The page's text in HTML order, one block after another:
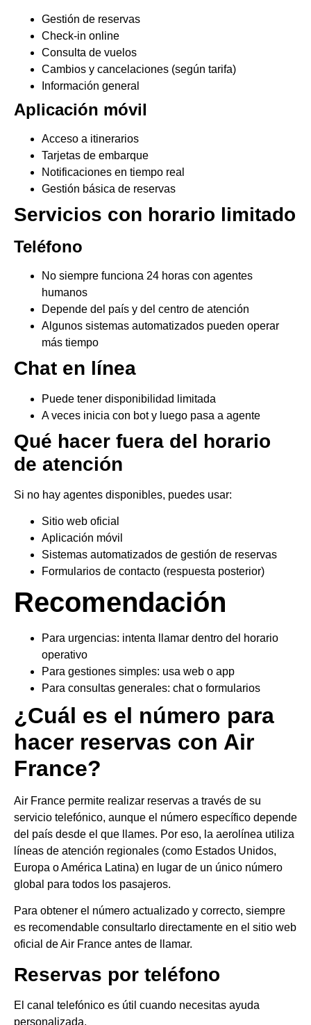
Gestión de reservas
Check-in online
Consulta de vuelos
Cambios y cancelaciones (según tarifa)
Información general
Aplicación móvil
Acceso a itinerarios
Tarjetas de embarque
Notificaciones en tiempo real
Gestión básica de reservas
Servicios con horario limitado
Teléfono
No siempre funciona 24 horas con agentes
humanos
Depende del país y del centro de atención
Algunos sistemas automatizados pueden operar
más tiempo
Chat en línea
Puede tener disponibilidad limitada
A veces inicia con bot y luego pasa a agente
Qué hacer fuera del horario
de atención
Si no hay agentes disponibles, puedes usar:
Sitio web oficial
Aplicación móvil
Sistemas automatizados de gestión de reservas
Formularios de contacto (respuesta posterior)
Recomendación
Para urgencias: intenta llamar dentro del horario
operativo
Para gestiones simples: usa web o app
Para consultas generales: chat o formularios
¿Cuál es el número para
hacer reservas con Air
France?
Air France permite realizar reservas a través de su
servicio telefónico, aunque el número específico depende
del país desde el que llames. Por eso, la aerolínea utiliza
líneas de atención regionales (como Estados Unidos,
Europa o América Latina) en lugar de un único número
global para todos los pasajeros.
Para obtener el número actualizado y correcto, siempre
es recomendable consultarlo directamente en el sitio web
oficial de Air France antes de llamar.
Reservas por teléfono
El canal telefónico es útil cuando necesitas ayuda
personalizada.